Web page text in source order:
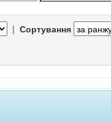
| Сортування